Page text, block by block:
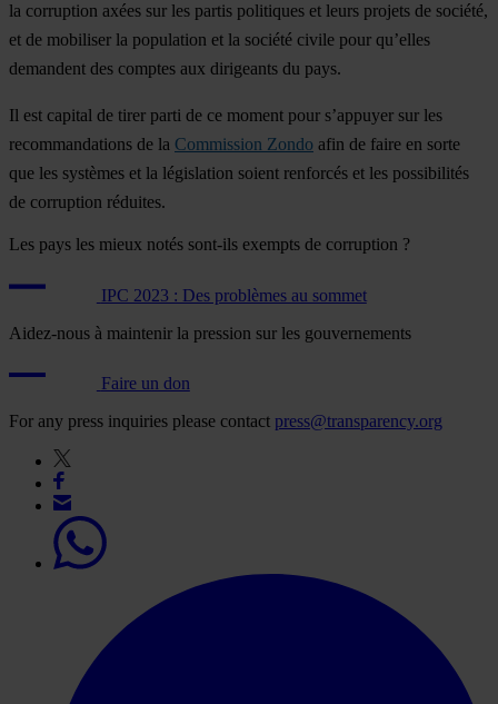
la corruption axées sur les partis politiques et leurs projets de société,
et de mobiliser la population et la société civile pour qu’elles
demandent des comptes aux dirigeants du pays.
Il est capital de tirer parti de ce moment pour s’appuyer sur les
recommandations de la Commission Zondo afin de faire en sorte
que les systèmes et la législation soient renforcés et les possibilités
de corruption réduites.
Les pays les mieux notés sont-ils exempts de corruption ?
IPC 2023 : Des problèmes au sommet
Aidez-nous à maintenir la pression sur les gouvernements
Faire un don
For any press inquiries please contact press@transparency.org